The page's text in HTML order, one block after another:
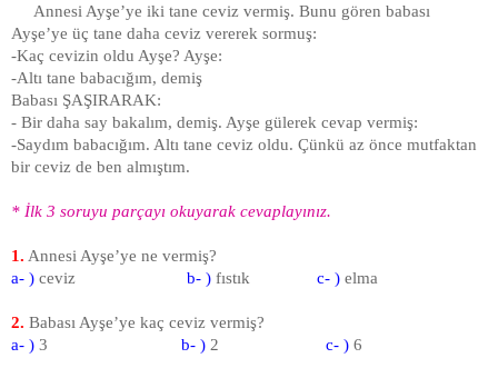
Annesi Ayşe’ye iki tane ceviz vermiş. Bunu gören babası
Ayşe’ye üç tane daha ceviz vererek sormuş:
-Kaç cevizin oldu Ayşe? Ayşe:
-Altı tane babacığım, demiş
Babası ŞAŞIRARAK:
- Bir daha say bakalım, demiş. Ayşe gülerek cevap vermiş:
-Saydım babacığım. Altı tane ceviz oldu. Çünkü az önce mutfaktan
bir ceviz de ben almıştım.
* İlk 3 soruyu parçayı okuyarak cevaplayınız.
1. Annesi Ayşe’ye ne vermiş?
a- ) ceviz b- ) fıstık c- ) elma
2. Babası Ayşe’ye kaç ceviz vermiş?
a- ) 3 b- ) 2 c- ) 6